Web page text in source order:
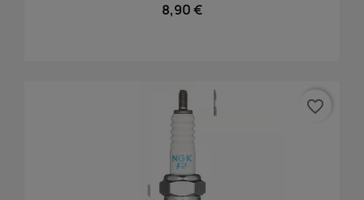
8,90 €
favorite_border